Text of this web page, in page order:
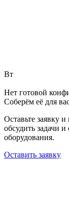
Вт
Нет готовой
Соберём её для
Оставьте заявку
обсудить задачи
оборудования.
Оставить заявку